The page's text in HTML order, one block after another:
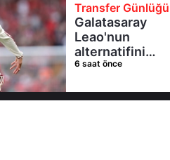
Transfer Günlüğü
Galatasaray
Leao'nun
alternatifini
Arsenal'de buldu
6 saat önce